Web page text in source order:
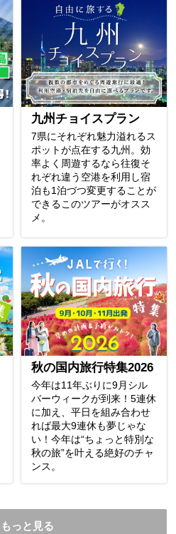
九州チョイスプラン
7県にそれぞれ魅力溢れるス
ポットが点在する九州。効
率よく周遊するなら往復そ
れぞれ違う空港を利用し宿
泊も1泊づつ変更することが
できるこのツアーがオスス
メ。
秋の国内旅行特集2026
今年は11年ぶりに9月シル
バーウィークが到来！5連休
に加え、平日を組み合わせ
れば最大9連休も夢じゃな
い！今年は“ちょっと特別な
秋の旅”を叶える絶好のチャ
ンス。
もっと見る